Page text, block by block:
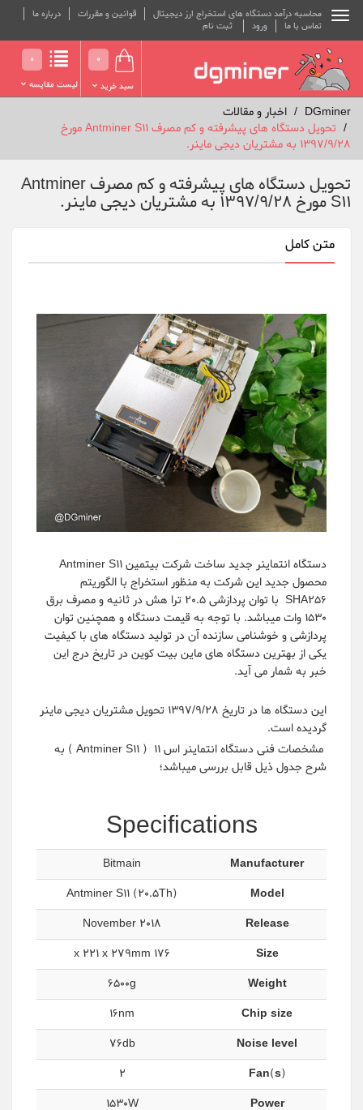
محاسبه درآمد دستگاه های استخراج ارز دیجیتال قوانین و مقررات
درباره ما
تماس با ما
ورود ثبت نام
0
سبد خرید
0
لیست مقایسه
DGminer
اخبار و مقالات
تحویل دستگاه های پیشرفته و کم مصرف Antminer S11 مورخ
1397/9/28 به مشتریان دیجی ماینر.
تحویل دستگاه های پیشرفته و کم مصرف Antminer
S11 مورخ 1397/9/28 به مشتریان دیجی ماینر.
متن کامل
محصول جدید این شرکت به منظور استخراج با الگوریتم
SHA256 با توان پردازشی 20.5 ترا هش در ثانیه و مصرف برق
1530 وات میباشد. با توجه به قیمت دستگاه و همچنین توان
پردازشی و خوشنامی سازنده آن در تولید دستگاه های با کیفیت
یکی از بهترین دستگاه های ماین بیت کوین در تاریخ درج این
خبر به شمار می آید.
این دستگاه ها در تاریخ 1397/9/28 تحویل مشتریان دیجی ماینر
گردیده است.
مشخصات فنی دستگاه انتماینر اس 11 ( Antminer S11 ) به
شرح جدول ذیل قابل بررسی میباشد؛
Specifications
Manufacturer
Bitmain
Model
Antminer S11 (20.5Th)
Release
November 2018
Size
176 x 221 x 279mm
Weight
6500g
Chip size
16nm
Noise level
76db
Fan(s)
2
Power
1530W